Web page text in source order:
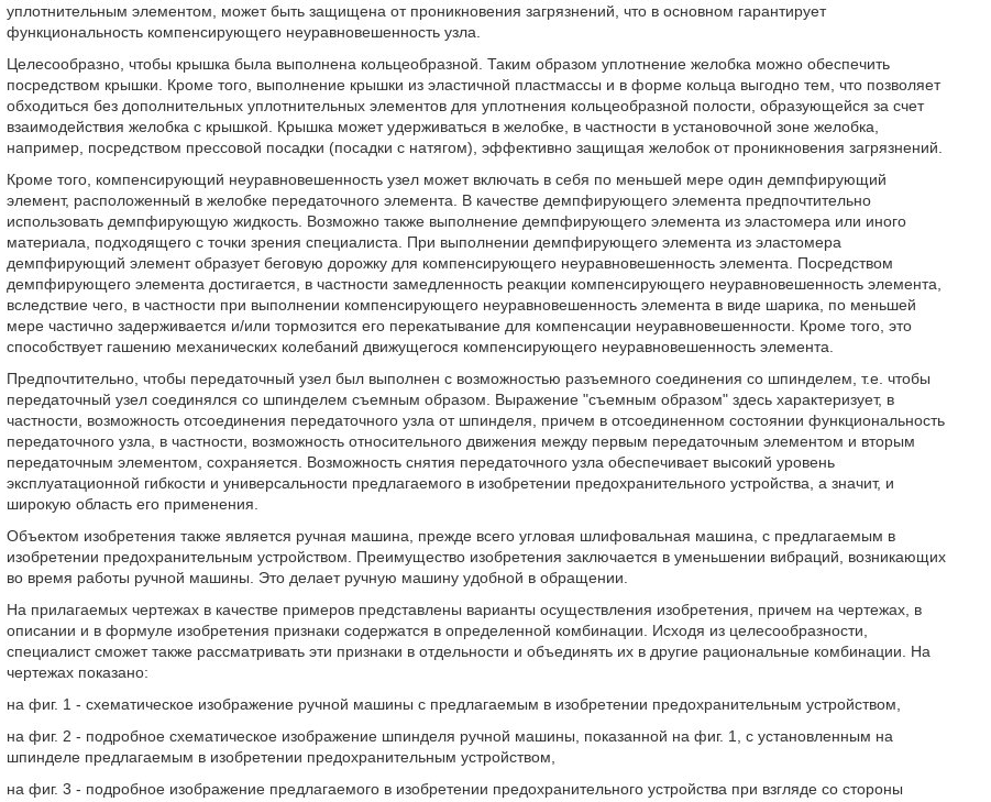
уплотнительным элементом, может быть защищена от проникновения загрязнений, что в основном гарантирует
функциональность компенсирующего неуравновешенность узла.
Целесообразно, чтобы крышка была выполнена кольцеобразной. Таким образом уплотнение желобка можно обеспечить
посредством крышки. Кроме того, выполнение крышки из эластичной пластмассы и в форме кольца выгодно тем, что позволяет
обходиться без дополнительных уплотнительных элементов для уплотнения кольцеобразной полости, образующейся за счет
взаимодействия желобка с крышкой. Крышка может удерживаться в желобке, в частности в установочной зоне желобка,
например, посредством прессовой посадки (посадки с натягом), эффективно защищая желобок от проникновения загрязнений.
Кроме того, компенсирующий неуравновешенность узел может включать в себя по меньшей мере один демпфирующий
элемент, расположенный в желобке передаточного элемента. В качестве демпфирующего элемента предпочтительно
использовать демпфирующую жидкость. Возможно также выполнение демпфирующего элемента из эластомера или иного
материала, подходящего с точки зрения специалиста. При выполнении демпфирующего элемента из эластомера
демпфирующий элемент образует беговую дорожку для компенсирующего неуравновешенность элемента. Посредством
демпфирующего элемента достигается, в частности замедленность реакции компенсирующего неуравновешенность элемента,
вследствие чего, в частности при выполнении компенсирующего неуравновешенность элемента в виде шарика, по меньшей
мере частично задерживается и/или тормозится его перекатывание для компенсации неуравновешенности. Кроме того, это
способствует гашению механических колебаний движущегося компенсирующего неуравновешенность элемента.
Предпочтительно, чтобы передаточный узел был выполнен с возможностью разъемного соединения со шпинделем, т.е. чтобы
передаточный узел соединялся со шпинделем съемным образом. Выражение "съемным образом" здесь характеризует, в
частности, возможность отсоединения передаточного узла от шпинделя, причем в отсоединенном состоянии функциональность
передаточного узла, в частности, возможность относительного движения между первым передаточным элементом и вторым
передаточным элементом, сохраняется. Возможность снятия передаточного узла обеспечивает высокий уровень
эксплуатационной гибкости и универсальности предлагаемого в изобретении предохранительного устройства, а значит, и
широкую область его применения.
Объектом изобретения также является ручная машина, прежде всего угловая шлифовальная машина, с предлагаемым в
изобретении предохранительным устройством. Преимущество изобретения заключается в уменьшении вибраций, возникающих
во время работы ручной машины. Это делает ручную машину удобной в обращении.
На прилагаемых чертежах в качестве примеров представлены варианты осуществления изобретения, причем на чертежах, в
описании и в формуле изобретения признаки содержатся в определенной комбинации. Исходя из целесообразности,
специалист сможет также рассматривать эти признаки в отдельности и объединять их в другие рациональные комбинации. На
чертежах показано:
на фиг. 1 - схематическое изображение ручной машины с предлагаемым в изобретении предохранительным устройством,
на фиг. 2 - подробное схематическое изображение шпинделя ручной машины, показанной на фиг. 1, с установленным на
шпинделе предлагаемым в изобретении предохранительным устройством,
на фиг. 3 - подробное изображение предлагаемого в изобретении предохранительного устройства при взгляде со стороны